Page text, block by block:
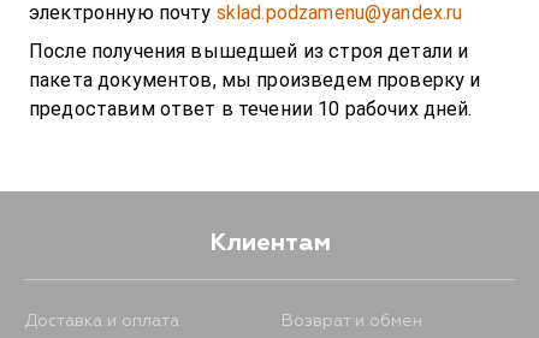
электронную почту sklad.podzamenu@yandex.ru
После получения вышедшей из строя детали и
пакета документов, мы произведем проверку и
предоставим ответ в течении 10 рабочих дней.
Клиентам
Доставка и оплата Возврат и обмен